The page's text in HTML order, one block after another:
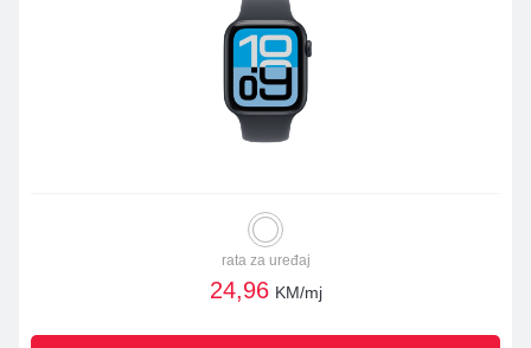
rata za uređaj
24,96 KM/mj